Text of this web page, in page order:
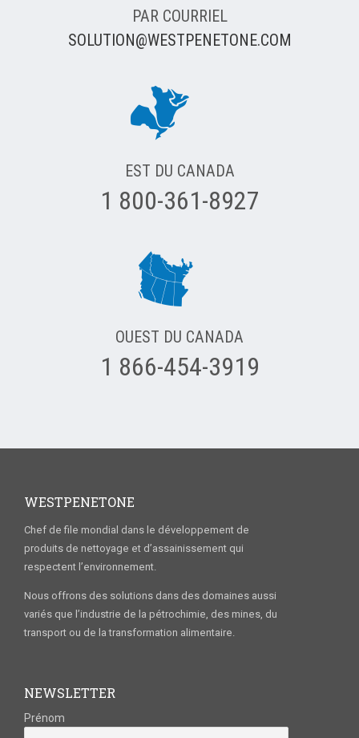
PAR COURRIEL
SOLUTION@WESTPENETONE.COM
EST DU CANADA
1 800-361-8927
OUEST DU CANADA
1 866-454-3919
WESTPENETONE
Chef de file mondial dans le développement de
produits de nettoyage et d’assainissement qui
respectent l’environnement.
Nous offrons des solutions dans des domaines aussi
variés que l’industrie de la pétrochimie, des mines, du
transport ou de la transformation alimentaire.
NEWSLETTER
Prénom